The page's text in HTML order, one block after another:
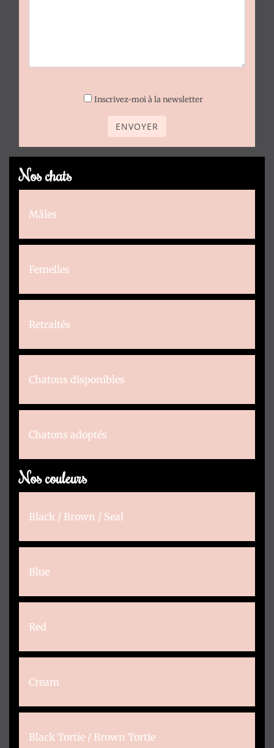
Inscrivez-moi à la newsletter
ENVOYER
Nos chats
Mâles
Femelles
Retraités
Chatons disponibles
Chatons adoptés
Nos couleurs
Black / Brown / Seal
Blue
Red
Cream
Black Tortie / Brown Tortie